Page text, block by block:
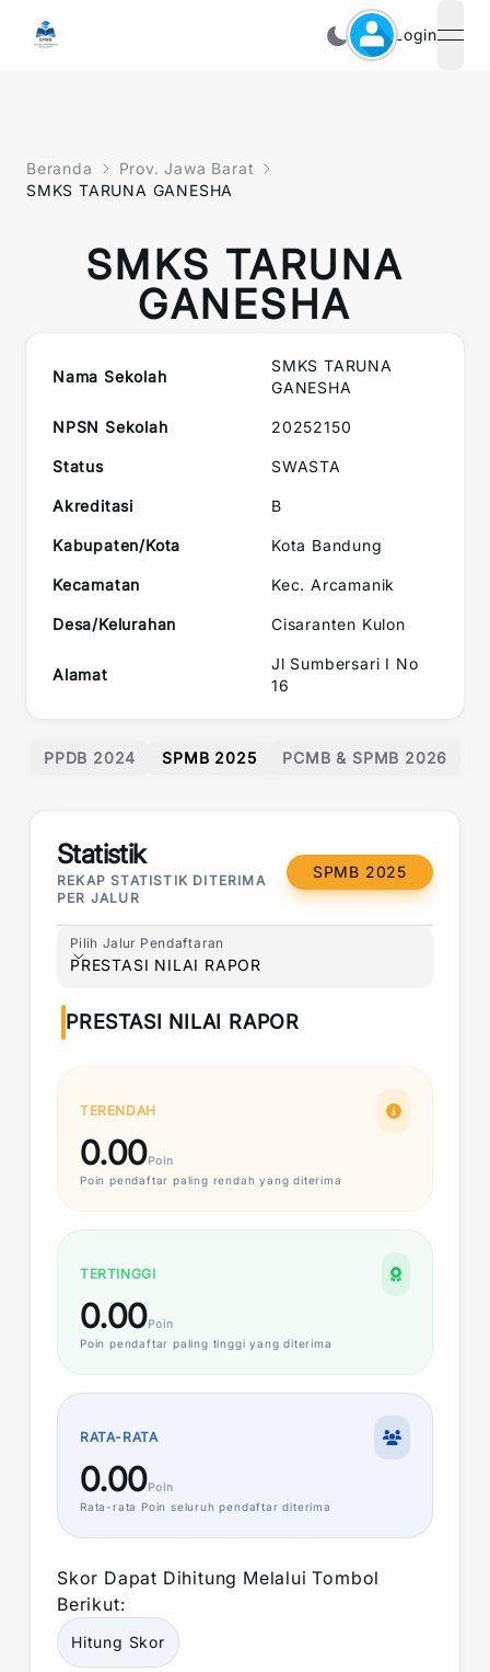
Login
Beranda
Prov. Jawa Barat
SMKS TARUNA GANESHA
SMKS TARUNA
GANESHA
Nama Sekolah
SMKS TARUNA
GANESHA
NPSN Sekolah 20252150
Status SWASTA
Akreditasi B
Kabupaten/Kota Kota Bandung
Kecamatan Kec. Arcamanik
Desa/Kelurahan Cisaranten Kulon
Alamat
Jl Sumbersari I No
16
PPDB 2024 SPMB 2025 PCMB & SPMB 2026
Statistik
REKAP STATISTIK DITERIMA
PER JALUR
SPMB 2025
Pilih Jalur Pendaftaran
Pilih Jalur Pendaftaran
PRESTASI NILAI RAPOR
PRESTASI NILAI RAPOR
TERENDAH
0.00Poin
Poin pendaftar paling rendah yang diterima
TERTINGGI
0.00Poin
Poin pendaftar paling tinggi yang diterima
RATA-RATA
0.00Poin
Rata-rata Poin seluruh pendaftar diterima
Skor Dapat Dihitung Melalui Tombol
Berikut:
Hitung Skor